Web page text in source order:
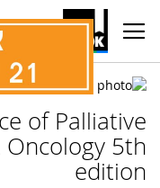
Skip
Content
of Palliative
5th
edition
לדלג
של
גלריית
תמונות
להתחלה
של
גלריית
תמונות